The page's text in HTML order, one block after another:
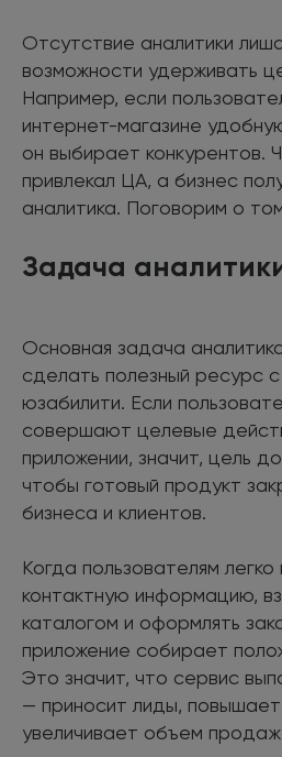
Отсутствие аналитики
возможности удерживать
Например, если
интернет-магазине
он выбирает конкурентов.
привлекал ЦА, а бизнес
аналитика. Поговорим о
Задача
Основная задача
сделать полезный ресурс
юзабилити. Если
совершают целевые
приложении, значит, цель
чтобы готовый продукт
бизнеса и клиентов.
Когда пользователям легко
контактную информацию,
каталогом и оформлять
приложение собирает
Это значит, что сервис
— приносит лиды,
увеличивает объем